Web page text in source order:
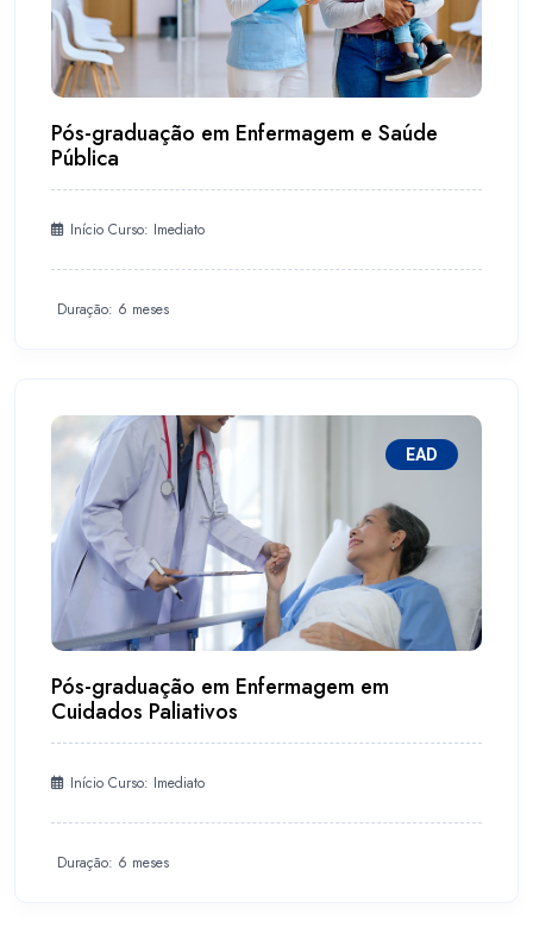
Pós-graduação em Enfermagem e Saúde
Pública
Início Curso: Imediato
Duração: 6 meses
EAD
Pós-graduação em Enfermagem em
Cuidados Paliativos
Início Curso: Imediato
Duração: 6 meses